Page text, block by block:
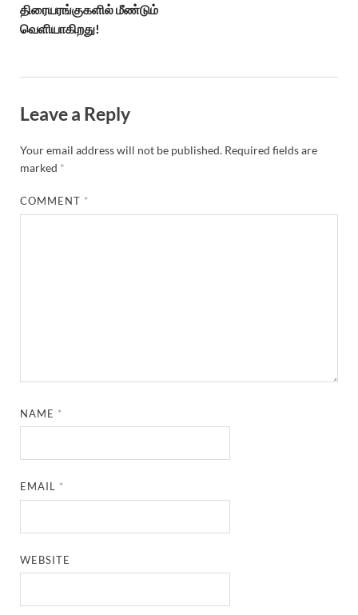
திரையரங்குகளில் மீண்டும்
வெளியாகிறது!
Leave a Reply
Your email address will not be published. Required fields are
marked *
COMMENT *
NAME *
EMAIL *
WEBSITE